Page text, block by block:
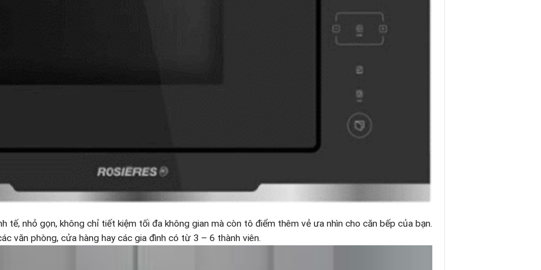
tế, nhỏ gọn, không chỉ tiết kiệm tối đa không gian mà còn tô điểm thêm vẻ ưa nhìn cho căn bếp của bạn.
văn phòng, cửa hàng hay các gia đình có từ 3 – 6 thành viên.